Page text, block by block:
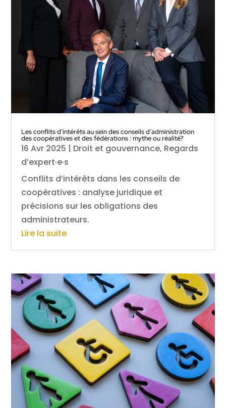
Les conflits d’intérêts au sein des conseils d’administration
des coopératives et des fédérations : mythe ou réalité?
16 Avr 2025 | Droit et gouvernance, Regards
d’expert·e·s
Conflits d’intérêts dans les conseils de
coopératives : analyse juridique et
précisions sur les obligations des
administrateurs.
Lire la suite